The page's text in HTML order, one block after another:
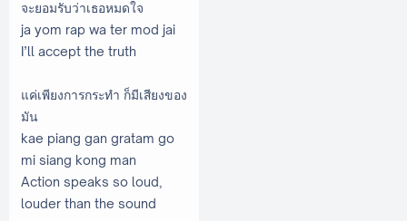
จะยอมรับว่าเธอหมดใจ
ja yom rap wa ter mod jai
I’ll accept the truth
แค่เพียงการกระทำ ก็มีเสียงของ
มัน
kae piang gan gratam go
mi siang kong man
Action speaks so loud,
louder than the sound